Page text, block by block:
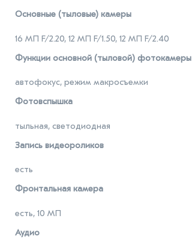
Основные (тыловые) камеры
16 МП F/2.20, 12 МП F/1.50, 12 МП F/2.40
Функции основной (тыловой) фотокамеры
автофокус, режим макросъемки
Фотовспышка
тыльная, светодиодная
Запись видеороликов
есть
Фронтальная камера
есть, 10 МП
Аудио